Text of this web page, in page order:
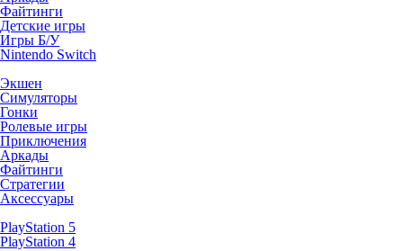
Файтинги
Детские игры
Игры Б/У
Nintendo Switch
Экшен
Симуляторы
Гонки
Ролевые игры
Приключения
Аркады
Файтинги
Стратегии
Аксессуары
PlayStation 5
PlayStation 4